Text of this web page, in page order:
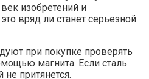
изобретений и
вряд ли станет серьезной
при покупке проверять
магнита. Если сталь
не притянется.